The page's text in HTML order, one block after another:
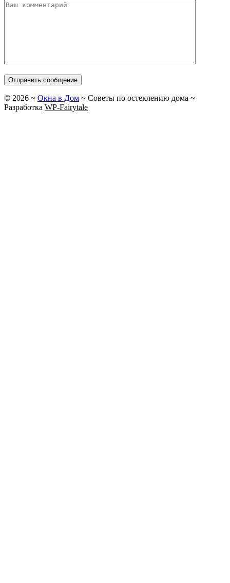
© 2026 ~ Окна в Дом ~ Советы по остеклению дома ~
Разработка WP-Fairytale